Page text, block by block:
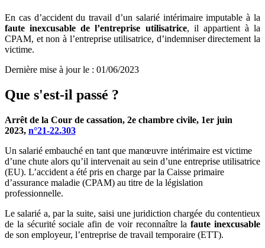
En cas d’accident du travail d’un salarié intérimaire imputable à la
faute inexcusable de l’entreprise utilisatrice, il appartient à la
CPAM, et non à l’entreprise utilisatrice, d’indemniser directement la
victime.
Dernière mise à jour le : 01/06/2023
Que s'est-il passé ?
Arrêt de la Cour de cassation, 2e chambre civile, 1er juin
2023, n°21-22.303
Un salarié embauché en tant que manœuvre intérimaire est victime
d’une chute alors qu’il intervenait au sein d’une entreprise utilisatrice
(EU). L’accident a été pris en charge par la Caisse primaire
d’assurance maladie (CPAM) au titre de la législation
professionnelle.
Le salarié a, par la suite, saisi une juridiction chargée du contentieux
de la sécurité sociale afin de voir reconnaître lafaute inexcusable
de son employeur, l’entreprise de travail temporaire (ETT).